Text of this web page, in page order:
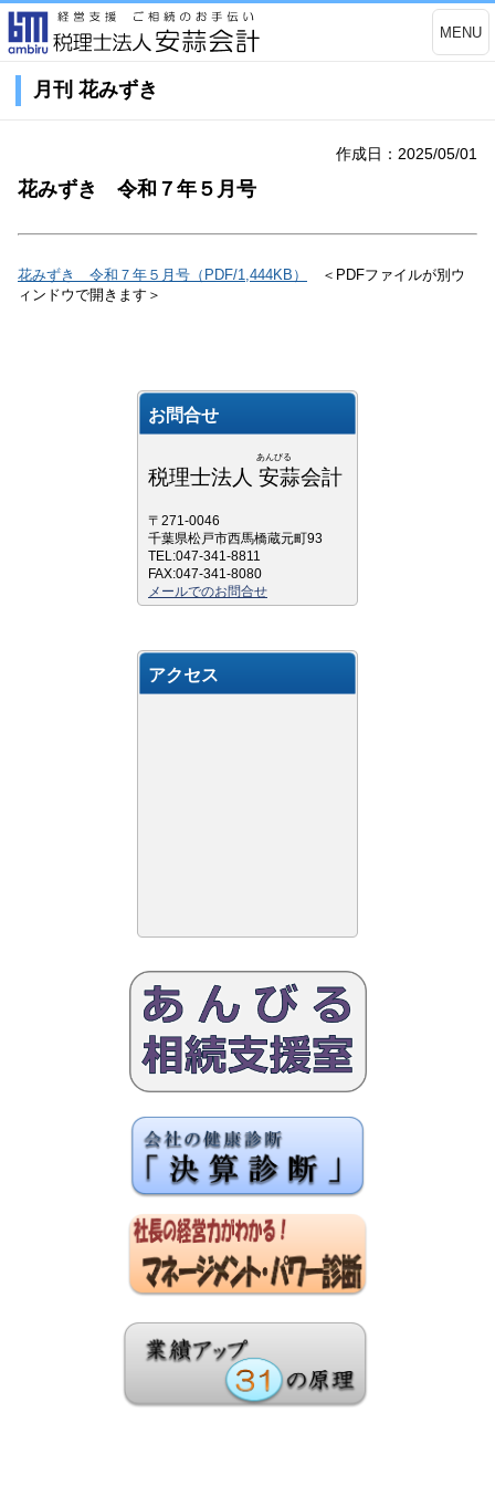
MENU
月刊 花みずき
作成日：2025/05/01
花みずき 令和７年５月号
花みずき 令和７年５月号（PDF/1,444KB）
＜PDFファイルが別ウ
ィンドウで開きます＞
お問合せ
あんびる
税理士法人 安蒜会計
〒271-0046
千葉県松戸市西馬橋蔵元町93
TEL:047-341-8811
FAX:047-341-8080
メールでのお問合せ
アクセス